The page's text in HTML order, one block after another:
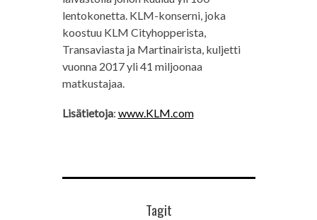
lentokonetta. KLM-konserni, joka
koostuu KLM Cityhopperista,
Transaviasta ja Martinairista, kuljetti
vuonna 2017 yli 41 miljoonaa
matkustajaa.
Lisätietoja: www.KLM.com
Tagit